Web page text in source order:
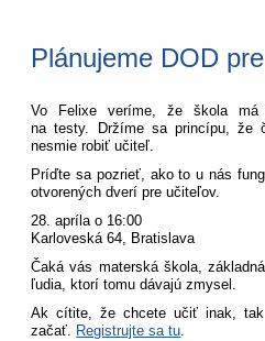
Plánujeme DOD
Vo Felixe veríme, že škola má
na testy. Držíme sa princípu, že
nesmie robiť učiteľ.
Príďte sa pozrieť, ako to u nás
otvorených dverí pre učiteľov.
28. apríla o 16:00
Karloveská 64, Bratislava
Čaká vás materská škola,
ľudia, ktorí tomu dávajú zmysel.
Ak cítite, že chcete učiť inak,
začať. Registrujte sa tu.